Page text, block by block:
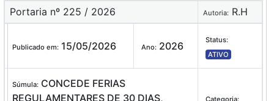
Portaria nº 225 / 2026 Autoria: R.H
Publicado em: 15/05/2026 Ano: 2026
Status:
ATIVO
Súmula: CONCEDE FERIAS
REGULAMENTARES DE 30 DIAS,
Categoria: